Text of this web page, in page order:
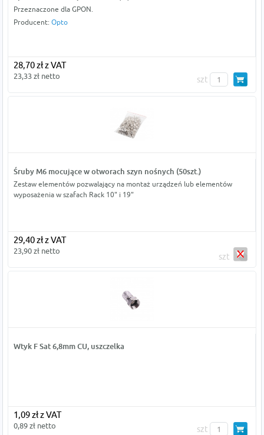
Przeznaczone dla GPON.
Producent: Opto
28,70 zł z VAT
23,33 zł netto szt
Śruby M6 mocujące w otworach szyn nośnych (50szt.)
Zestaw elementów pozwalający na montaż urządzeń lub elementów
wyposażenia w szafach Rack 10" i 19"
29,40 zł z VAT
23,90 zł netto
szt
Wtyk F Sat 6,8mm CU, uszczelka
1,09 zł z VAT
0,89 zł netto szt